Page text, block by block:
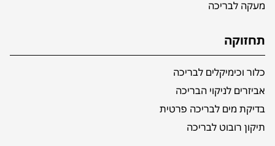
מעקה לבריכה
תחזוקה
כלור וכימיקלים לבריכה
אביזרים לניקוי הבריכה
בדיקת מים לבריכה פרטית
תיקון רובוט לבריכה